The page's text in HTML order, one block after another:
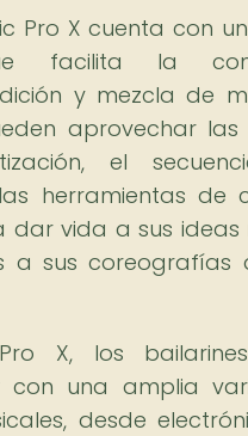
Pro X cuenta con
facilita la
y mezcla de
aprovechar las
el
herramientas de
vida a sus ideas
a sus coreografías
X, los
con una amplia
desde